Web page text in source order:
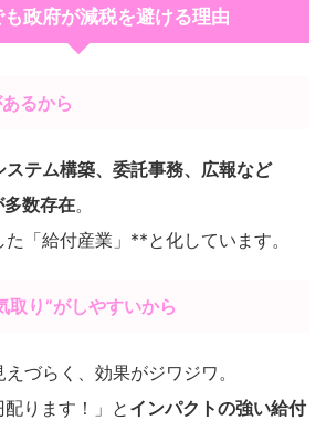
も政府が減税を避ける理由
るから
ステム構築、委託事務、広報など
多数存在。
「給付産業」**と化しています。
り”がしやすいから
づらく、効果がジワジワ。
ります！」と インパクトの強い給付